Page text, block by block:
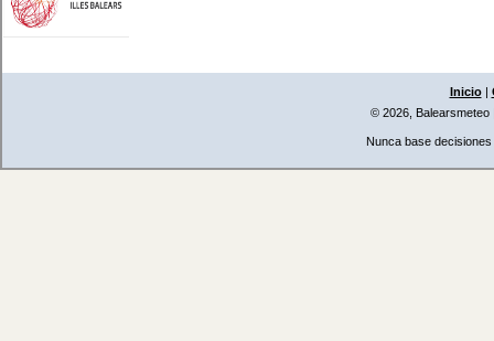
Inicio|
© 2026, Balearsmeteo
Nunca base